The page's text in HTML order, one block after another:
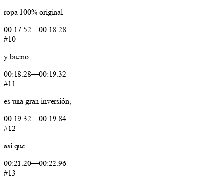
ropa 100% original
00:17.52—00:18.28
#10
y bueno,
00:18.28—00:19.32
#11
es una gran inversión,
00:19.32—00:19.84
#12
así que
00:21.20—00:22.96
#13